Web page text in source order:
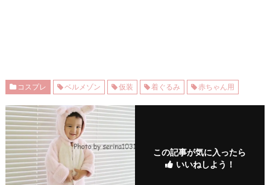
コスプレ ベルメゾン 仮装 着ぐるみ 赤ちゃん用
この記事が気に入ったら
いいねしよう！